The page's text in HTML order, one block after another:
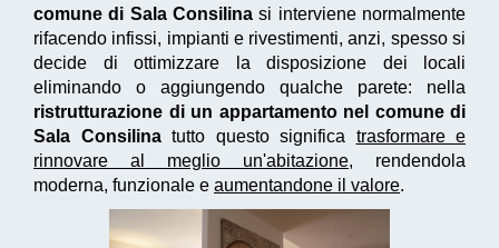
comune di Sala Consilina si interviene normalmente
rifacendo infissi, impianti e rivestimenti, anzi, spesso si
decide di ottimizzare la disposizione dei locali
eliminando o aggiungendo qualche parete: nella
ristrutturazione di un appartamento nel comune di
Sala Consilinatutto questo significa trasformare e
rinnovare al meglio un'abitazione, rendendola
moderna, funzionale e aumentandone il valore.